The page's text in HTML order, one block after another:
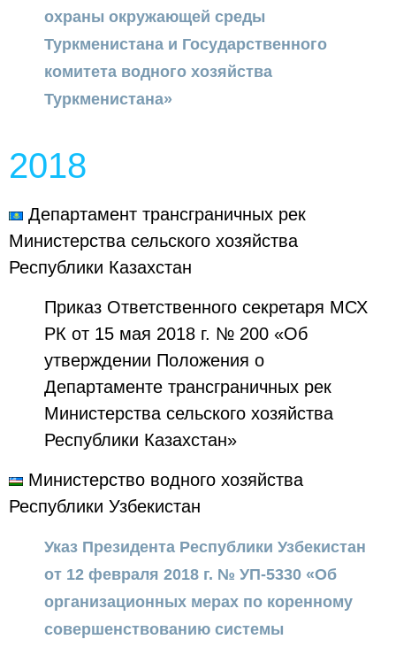
охраны окружающей среды
Туркменистана и Государственного
комитета водного хозяйства
Туркменистана»
2018
Департамент трансграничных рек
Министерства сельского хозяйства
Республики Казахстан
Приказ Ответственного секретаря МСХ
РК от 15 мая 2018 г. № 200 «Об
утверждении Положения о
Департаменте трансграничных рек
Министерства сельского хозяйства
Республики Казахстан»
Министерство водного хозяйства
Республики Узбекистан
Указ Президента Республики Узбекистан
от 12 февраля 2018 г. № УП-5330 «Об
организационных мерах по коренному
совершенствованию системы